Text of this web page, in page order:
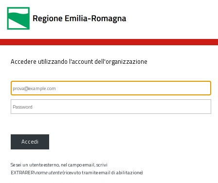
Accedere utilizzando l'account dell'organizzazione
Accedi
Se sei un utente esterno, nel campo email, scrivi
EXTRARER\nome utente(ricevuto tramite email di abilitazione)